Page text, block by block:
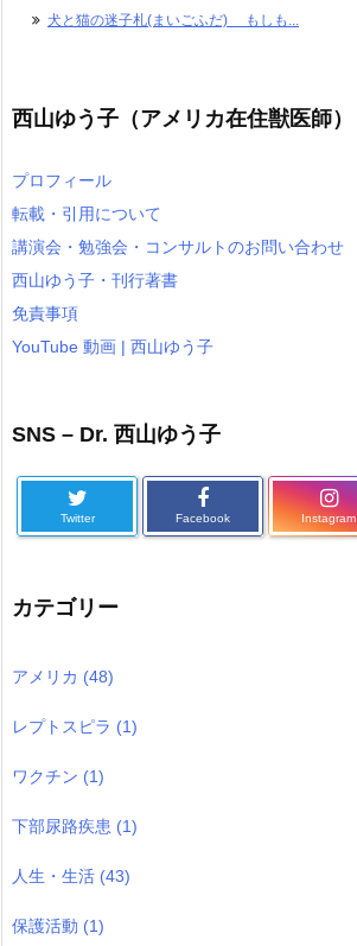
犬と猫の迷子札(まいごふだ) もしも...
西山ゆう子（アメリカ在住獣医師）
プロフィール
転載・引用について
講演会・勉強会・コンサルトのお問い合わせ
西山ゆう子・刊行著書
免責事項
YouTube 動画 | 西山ゆう子
SNS – Dr. 西山ゆう子
Twitter Facebook Instagram
カテゴリー
アメリカ (48)
レプトスピラ (1)
ワクチン (1)
下部尿路疾患 (1)
人生・生活 (43)
保護活動 (1)